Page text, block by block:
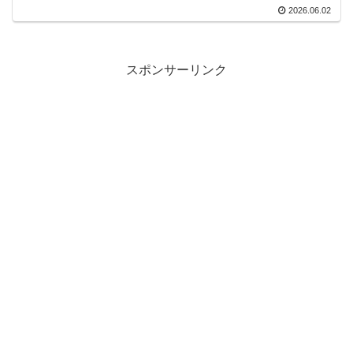
2026.06.02
スポンサーリンク